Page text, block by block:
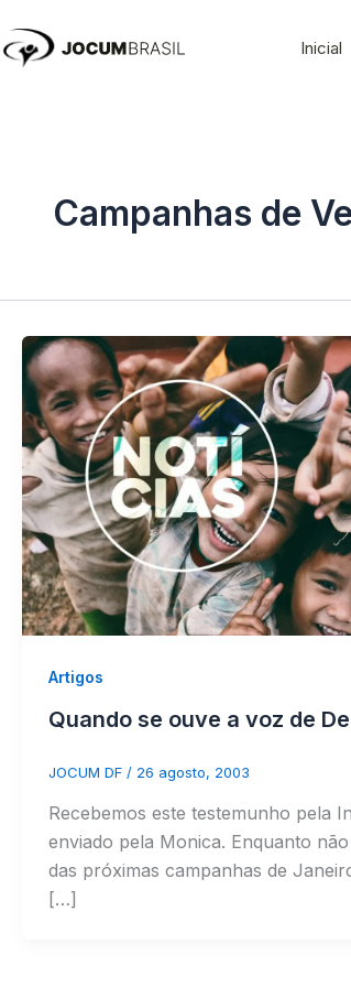
para
Inicial
Campanhas de
Artigos
Quando se ouve a voz de
JOCUM DF / 26 agosto, 2003
Recebemos este testemunho pela
enviado pela Monica. Enquanto não
das próximas campanhas de
[…]